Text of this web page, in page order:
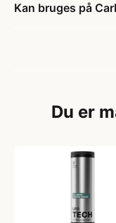
Kan bruges på
Du er